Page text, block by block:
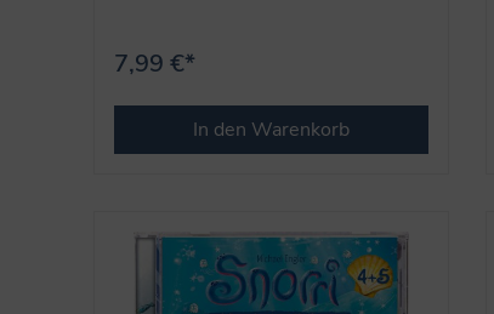
7,99 €*
In den Warenkorb